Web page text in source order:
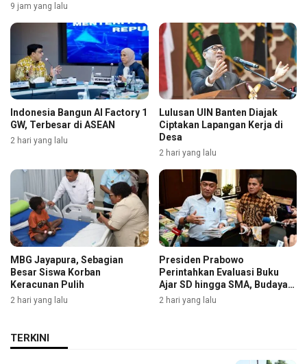
9 jam yang lalu
Indonesia Bangun AI Factory 1
GW, Terbesar di ASEAN
2 hari yang lalu
Lulusan UIN Banten Diajak
Ciptakan Lapangan Kerja di
Desa
2 hari yang lalu
MBG Jayapura, Sebagian
Besar Siswa Korban
Keracunan Pulih
2 hari yang lalu
Presiden Prabowo
Perintahkan Evaluasi Buku
Ajar SD hingga SMA, Budaya
Membaca Digenjot
2 hari yang lalu
TERKINI